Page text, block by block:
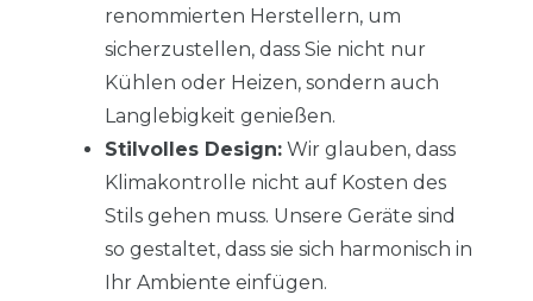
renommierten Herstellern, um
sicherzustellen, dass Sie nicht nur
Kühlen oder Heizen, sondern auch
Langlebigkeit genießen.
Stilvolles Design: Wir glauben, dass
Klimakontrolle nicht auf Kosten des
Stils gehen muss. Unsere Geräte sind
so gestaltet, dass sie sich harmonisch in
Ihr Ambiente einfügen.